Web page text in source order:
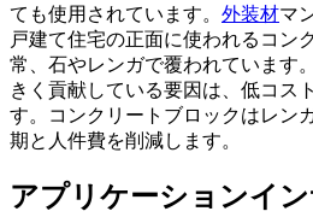
ても使用されています。 外装材マ
戸建て住宅の正面に使われるコン
常、石やレンガで覆われています
きく貢献している要因は、低コス
す。コンクリートブロックはレン
期と人件費を削減します。
アプリケーションイン